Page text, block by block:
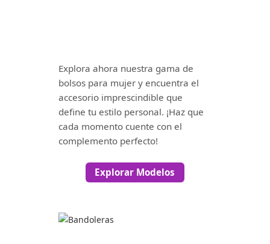
Explora ahora nuestra gama de
bolsos para mujer y encuentra el
accesorio imprescindible que
define tu estilo personal. ¡Haz que
cada momento cuente con el
complemento perfecto!
Explorar Modelos